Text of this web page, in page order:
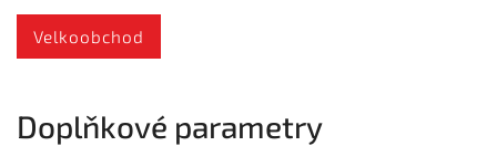
Velkoobchod
Doplňkové parametry